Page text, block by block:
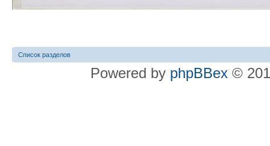
Список разделов
Powered by phpBBex ©